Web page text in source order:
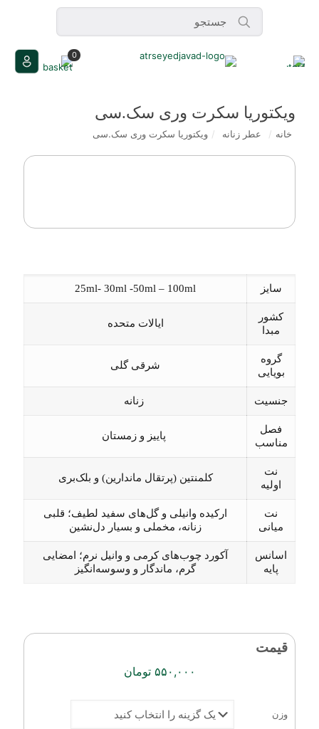
0
ویکتوریا سکرت وری سک.سی
خانه / عطر زنانه / ویکتوریا سکرت وری سک.سی
سایز 25ml- 30ml -50ml – 100ml
کشور
مبدا
ایالات متحده
گروه
بویایی
شرقی گلی
جنسیت زنانه
فصل
مناسب
پاییز و زمستان
نت
اولیه
کلمنتین (پرتقال ماندارین) و بلک‌بری
نت
میانی
ارکیده وانیلی و گل‌های سفید لطیف؛ قلبی
زنانه، مخملی و بسیار دل‌نشین
اسانس
پایه
آکورد چوب‌های کرمی و وانیل نرم؛ امضایی
گرم، ماندگار و وسوسه‌انگیز
قیمت
۵۵۰,۰۰۰ تومان
وزن